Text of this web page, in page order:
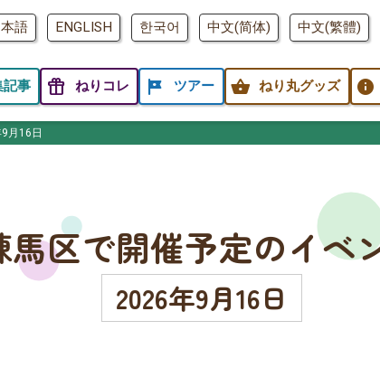
語 ENGLISH 한국어 中文(简体) 中文(繁體)
事 featured_seasonal_and_gifts ねりコレ tour ツアー shopping_basket ねり丸グッズ info
月16日
馬区で開催予定のイベ
2026年9月16日